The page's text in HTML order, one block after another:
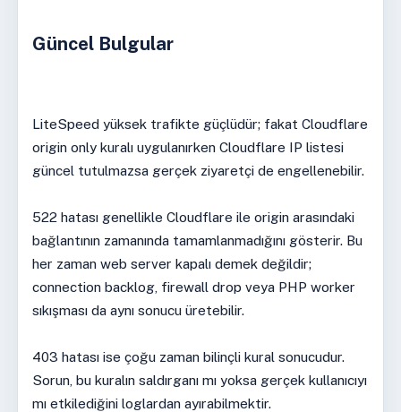
Güncel Bulgular
LiteSpeed yüksek trafikte güçlüdür; fakat Cloudflare
origin only kuralı uygulanırken Cloudflare IP listesi
güncel tutulmazsa gerçek ziyaretçi de engellenebilir.
522 hatası genellikle Cloudflare ile origin arasındaki
bağlantının zamanında tamamlanmadığını gösterir. Bu
her zaman web server kapalı demek değildir;
connection backlog, firewall drop veya PHP worker
sıkışması da aynı sonucu üretebilir.
403 hatası ise çoğu zaman bilinçli kural sonucudur.
Sorun, bu kuralın saldırganı mı yoksa gerçek kullanıcıyı
mı etkilediğini loglardan ayırabilmektir.